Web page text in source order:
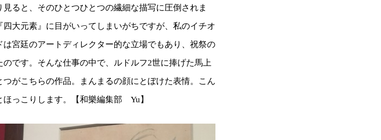
ると、そのひとつひとつの繊細な描写に圧倒されま
大元素』に目がいってしまいがちですが、私のイチオ
宮廷のアートディレクター的な立場でもあり、祝祭の
です。そんな仕事の中で、ルドルフ2世に捧げた馬上
がこちらの作品。まんまるの顔にとぼけた表情。こん
っこりします。【和樂編集部 Yu】